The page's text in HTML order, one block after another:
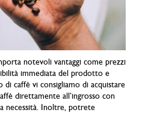
notevoli vantaggi come prezzi
immediata del prodotto e
caffè vi consigliamo di acquistare
direttamente all’ingrosso con
necessità. Inoltre, potrete